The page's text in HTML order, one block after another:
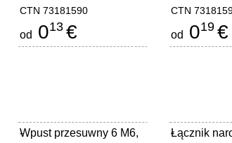
CTN 73181590
od 013 €
CTN
od 019 €
Wpust przesuwny 6 M6,
-
Łącznik
-